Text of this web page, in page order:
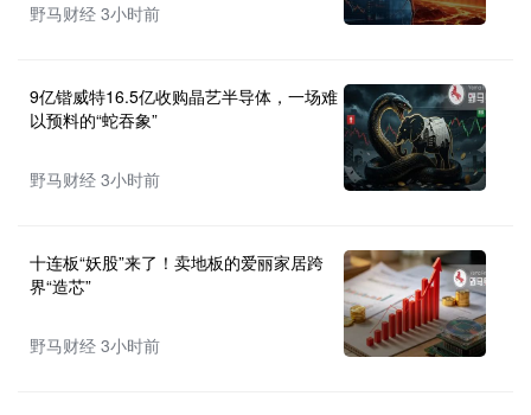
野马财经 3小时前
9亿锴威特16.5亿收购晶艺半导体，一场难
以预料的“蛇吞象”
野马财经 3小时前
十连板“妖股”来了！卖地板的爱丽家居跨
界“造芯”
野马财经 3小时前